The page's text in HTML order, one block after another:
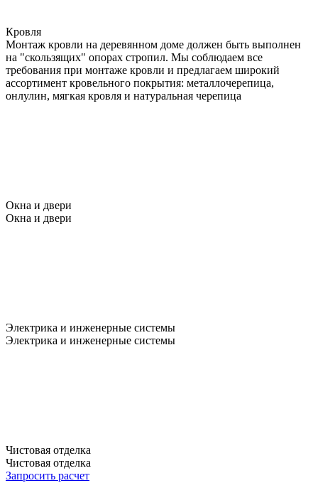
Кровля
Монтаж кровли на деревянном доме должен быть выполнен
на "скользящих" опорах стропил. Мы соблюдаем все
требования при монтаже кровли и предлагаем широкий
ассортимент кровельного покрытия: металлочерепица,
онлулин, мягкая кровля и натуральная черепица
Окна и двери
Окна и двери
Электрика и инженерные системы
Электрика и инженерные системы
Чистовая отделка
Чистовая отделка
Запросить расчет